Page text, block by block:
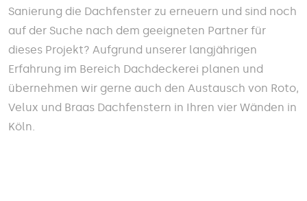
Sanierung die Dachfenster zu erneuern und sind noch
auf der Suche nach dem geeigneten Partner für
dieses Projekt? Aufgrund unserer langjährigen
Erfahrung im Bereich Dachdeckerei planen und
übernehmen wir gerne auch den Austausch von Roto,
Velux und Braas Dachfenstern in Ihren vier Wänden in
Köln.